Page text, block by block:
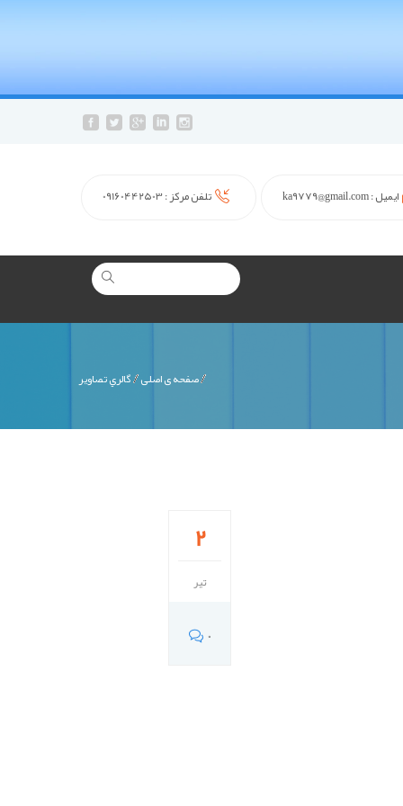
تلفن مرکز :09160442503 ایمیل :ka9779@gmail.com
صفحه ی اصلی گالري تصاوير
2
تیر
0